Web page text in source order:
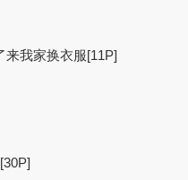
来我家换衣服[11P]